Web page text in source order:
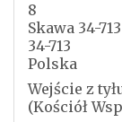
8
Skawa 34-713
34-713
Polska
Wejście z
(Kościół